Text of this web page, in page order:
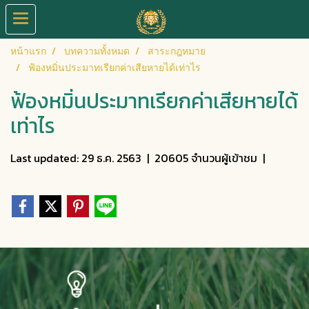
หน้าแรก บทความทั้งหมด
สาระกฎหมาย
ฟ้องหมิ่นประมาทเรียกค่าเสียหายได้เท่าไร
ฟ้องหมิ่นประมาทเรียกค่าเสียหายได้
เท่าไร
Last updated: 29 ธ.ค. 2563 | 20605 จำนวนผู้เข้าชม |